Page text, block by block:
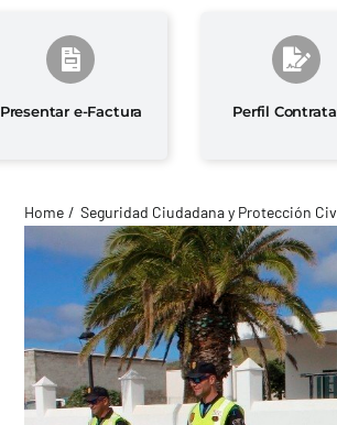
Presentar e-Factura Perfil
Home Seguridad Ciudadana y Protección